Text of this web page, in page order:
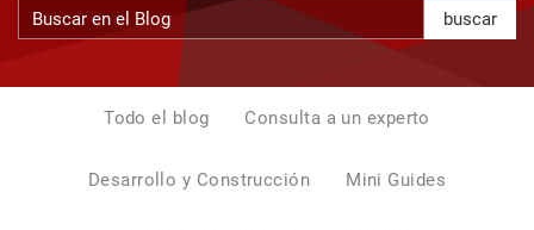
buscar
Todo el blog Consulta a un experto
Desarrollo y Construcción Mini Guides